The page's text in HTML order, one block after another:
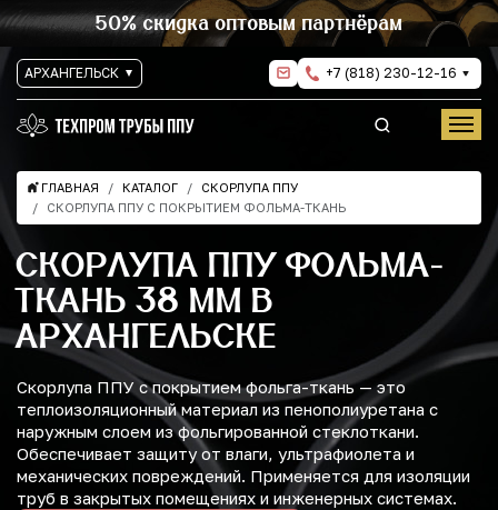
50% скидка оптовым партнёрам
АРХАНГЕЛЬСК +7 (818) 230-12-16
ГЛАВНАЯ КАТАЛОГ
СКОРЛУПА ППУ
СКОРЛУПА ППУ С ПОКРЫТИЕМ ФОЛЬМА-ТКАНЬ
СКОРЛУПА ППУ ФОЛЬМА-
ТКАНЬ 38 ММ В
АРХАНГЕЛЬСКЕ
Скорлупа ППУ с покрытием фольга-ткань — это
теплоизоляционный материал из пенополиуретана с
наружным слоем из фольгированной стеклоткани.
Обеспечивает защиту от влаги, ультрафиолета и
механических повреждений. Применяется для изоляции
труб в закрытых помещениях и инженерных системах.